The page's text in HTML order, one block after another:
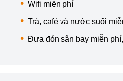
Wifi miễn phí
Trà, café và nước suối
Đưa đón sân bay miễn